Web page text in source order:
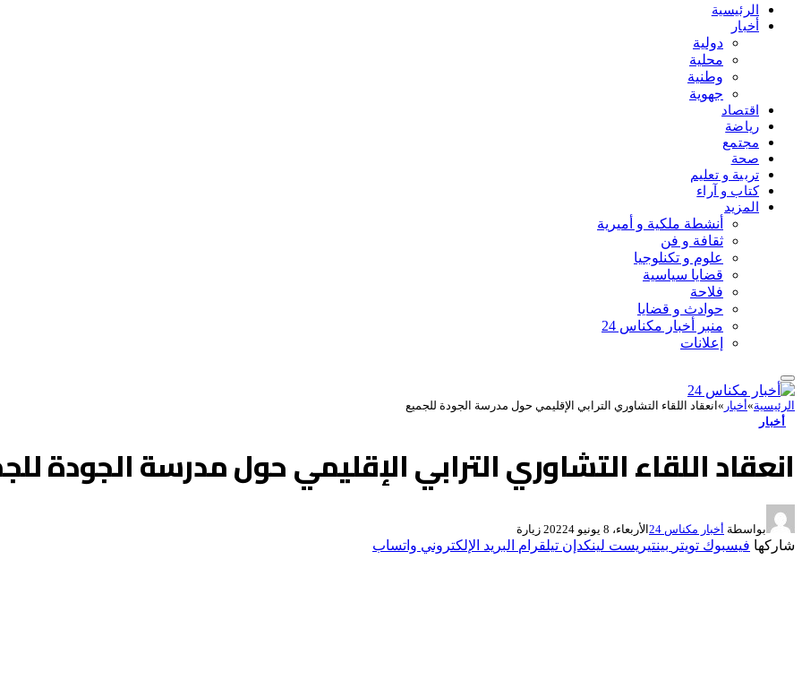
الرئيسية
أخبار
دولية
محلية
وطنية
جهوية
اقتصاد
رياضة
مجتمع
صحة
تربية و تعليم
كتاب و آراء
المزيد
أنشطة ملكية و أميرية
ثقافة و فن
علوم و تكنلوجيا
قضايا سياسية
فلاحة
حوادث و قضايا
منبر أخبار مكناس 24
إعلانات
الرئيسية»أخبار »انعقاد اللقاء التشاوري الترابي الإقليمي حول مدرسة الجودة للجميع
أخبار
انعقاد اللقاء التشاوري الترابي الإقليمي حول مدرسة الجودة
بواسطة أخبار مكناس 24 الأربعاء، 8 يونيو 2022 4 زيارة
شاركها فيسبوك تويتر بينتيريست لينكدإن تيلقرام البريد الإلكتروني واتساب